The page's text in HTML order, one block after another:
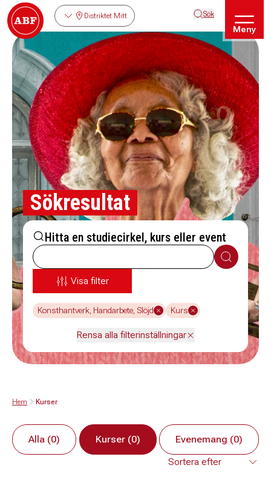
Distriktet Mitt Sök
Meny
Sökresultat
Hitta en studiecirkel, kurs eller event
Sök
Visa filter
Konsthantverk, Handarbete, Slöjd Kurs
Rensa alla filterinställningar
Hem Kurser
Alla (0) Kurser (0) Evenemang (0)